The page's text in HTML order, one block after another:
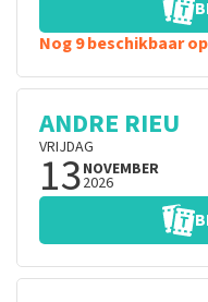
Nog 9 beschikbaar
ANDRE RIEU
VRIJDAG
13NOVEMBER
2026